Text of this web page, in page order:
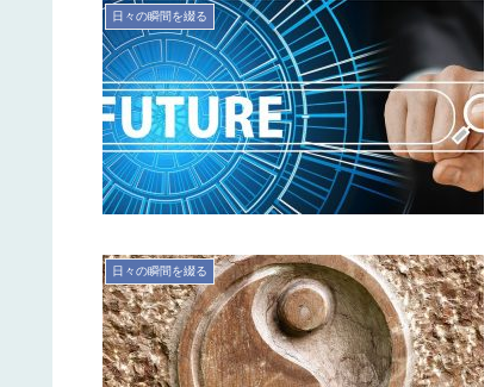
日々の瞬間を綴る
日々の瞬間を綴る